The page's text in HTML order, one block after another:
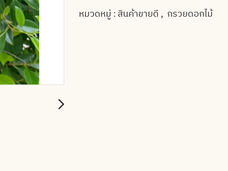
หมวดหมู่ : สินค้าขายดี , กรวยดอกไม้